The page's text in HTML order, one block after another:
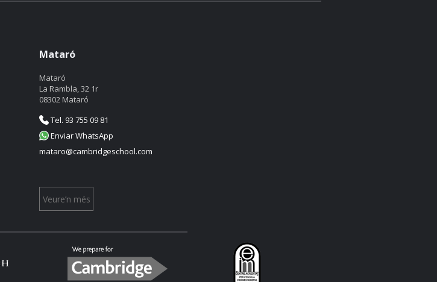
Mataró
Mataró
La Rambla, 32 1r
08302 Mataró
Tel. 93 755 09 81
Enviar WhatsApp
mataro@cambridgeschool.com
Veure’n més